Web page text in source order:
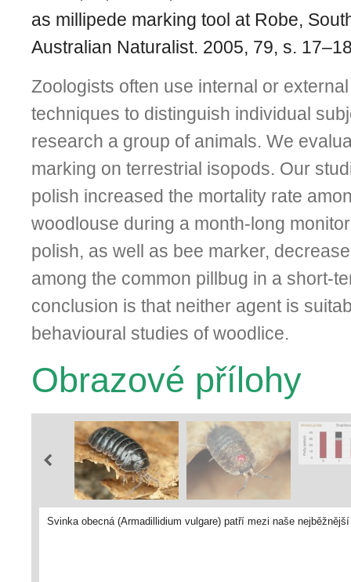
as millipede marking tool at Robe,
Australian Naturalist. 2005, 79, s.
Zoologists often use internal or
techniques to distinguish individual
research a group of animals. We
marking on terrestrial isopods. Our
polish increased the mortality rate
woodlouse during a month-long
polish, as well as bee marker,
among the common pillbug in a short-
conclusion is that neither agent is
behavioural studies of woodlice.
Obrazové přílohy
Svinka obecná (Armadillidium vulgare) patří mezi naše